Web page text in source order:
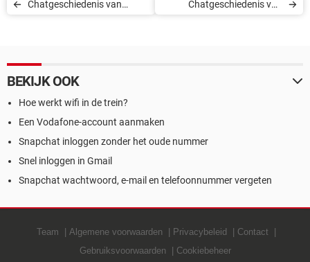
Chatgeschiedenis van
Chatgeschiedenis van
BEKIJK OOK
Hoe werkt wifi in de trein?
Een Vodafone-account aanmaken
Snapchat inloggen zonder het oude nummer
Snel inloggen in Gmail
Snapchat wachtwoord, e-mail en telefoonnummer vergeten
Team Algemene voorwaarden Privacybeleid
Contact
Gebruiksvoorwaarden
Cookiebeheer